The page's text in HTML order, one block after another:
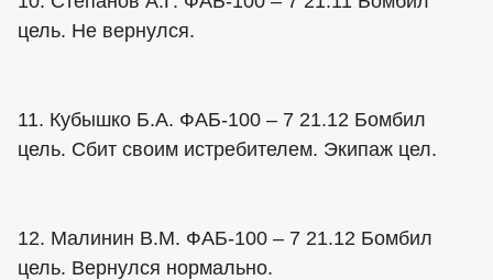
цель. Не вернулся.
11. Кубышко Б.А. ФАБ-100 – 7 21.12 Бомбил
цель. Сбит своим истребителем. Экипаж цел.
12. Малинин В.М. ФАБ-100 – 7 21.12 Бомбил
цель. Вернулся нормально.